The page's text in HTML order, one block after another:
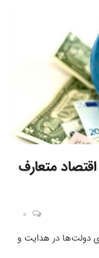
متعارف
0
دولت‌ها در هدایت و